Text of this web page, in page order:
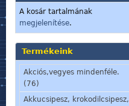
A kosár tartalmának
megjelenítése.
Termékeink
Akciós,vegyes mindenféle.
(76)
Akkucsipesz, krokodilcsipesz,